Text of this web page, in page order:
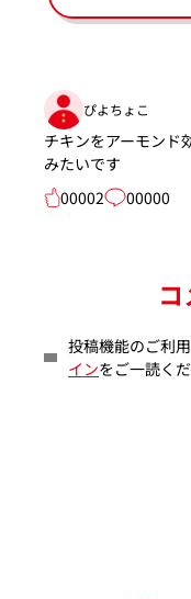
ぴよちょこ
チキンをアーモンド
みたいです
00002
00000
投稿機能のご利
インをご一読くだ